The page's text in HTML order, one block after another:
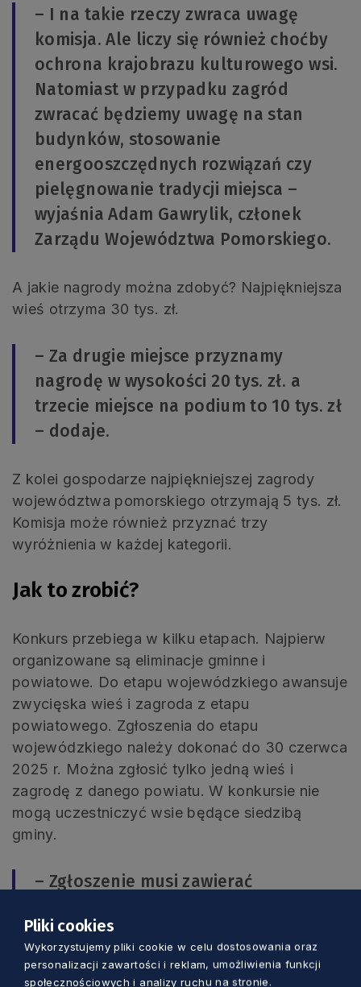
– I na takie rzeczy zwraca uwagę
komisja. Ale liczy się również choćby
ochrona krajobrazu kulturowego wsi.
Natomiast w przypadku zagród
zwracać będziemy uwagę na stan
budynków, stosowanie
energooszczędnych rozwiązań czy
pielęgnowanie tradycji miejsca –
wyjaśnia Adam Gawrylik, członek
Zarządu Województwa Pomorskiego.
A jakie nagrody można zdobyć? Najpiękniejsza
wieś otrzyma 30 tys. zł.
– Za drugie miejsce przyznamy
nagrodę w wysokości 20 tys. zł. a
trzecie miejsce na podium to 10 tys. zł
– dodaje.
Z kolei gospodarze najpiękniejszej zagrody
województwa pomorskiego otrzymają 5 tys. zł.
Komisja może również przyznać trzy
wyróżnienia w każdej kategorii.
Jak to zrobić?
Konkurs przebiega w kilku etapach. Najpierw
organizowane są eliminacje gminne i
powiatowe. Do etapu wojewódzkiego awansuje
zwycięska wieś i zagroda z etapu
powiatowego. Zgłoszenia do etapu
wojewódzkiego należy dokonać do 30 czerwca
2025 r. Można zgłosić tylko jedną wieś i
zagrodę z danego powiatu. W konkursie nie
mogą uczestniczyć wsie będące siedzibą
gminy.
– Zgłoszenie musi zawierać
lub zagrody. Co ważne, należy
dołączyć prezentację oraz zdjęcia –
opisuje Krzysztof Pałkowski, dyrektor
Pliki cookies
Wykorzystujemy pliki cookie w celu dostosowania oraz
personalizacji zawartości i reklam, umożliwienia funkcji
społecznościowych i analizy ruchu na stronie.